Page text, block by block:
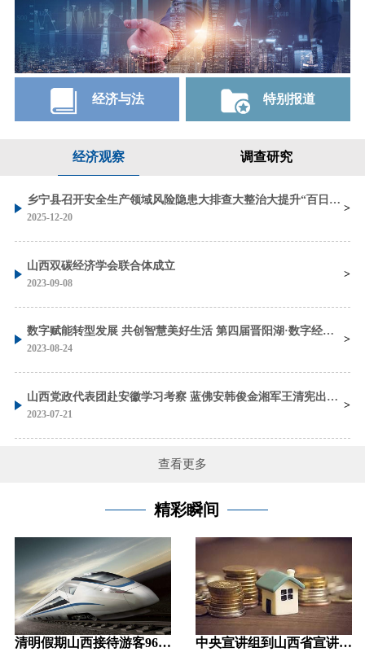
经济与法 特别报道
经济观察 调查研究
乡宁县召开安全生产领域风险隐患大排查大整治大提升“百日攻坚”行动调度会
2025-12-20
山西双碳经济学会联合体成立
2023-09-08
数字赋能转型发展 共创智慧美好生活 第四届晋阳湖·数字经济发展峰会在太原开幕 蓝佛安 刘石泉致辞 金湘军主持 朱宏任作主旨发言
2023-08-24
山西党政代表团赴安徽学习考察 蓝佛安韩俊金湘军王清宪出席座谈会并参加考察
2023-07-21
查看更多
精彩瞬间
清明假期山西接待游客964.69万 旅游收入46.26亿元 中央宣讲组到山西省宣讲中央一号文件